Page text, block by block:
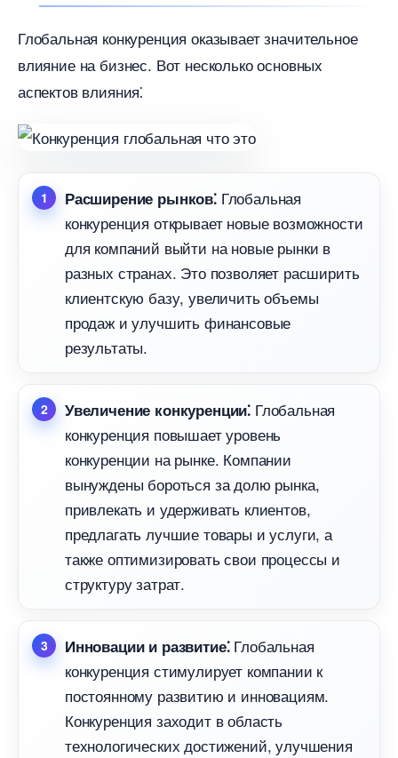
Глобальная конкуренция оказывает значительное
лияние на бизнес.​ Вот несколько основных
аспектов влияния⁚
Расширение рынков⁚Глобальная
конкуренция открывает новые возможности
для компаний выйти на новые рынки
разных странах.​ Это позволяет расширить
клиентскую базу, увеличить объемы
продаж и улучшить финансовые
результаты.
Увеличение конкуренции⁚ Глобальная
конкуренция повышает уровень
конкуренции на рынке. Компании
ынуждены бороться за долю рынка,
привлекать и удерживать клиентов,
предлагать лучшие товары и услуги, а
также оптимизировать свои процессы и
структуру затрат.​
Инновации и развитие⁚Глобальная
конкуренция стимулирует компании к
постоянному развитию и инновациям.​
Конкуренция заходит в область
технологических достижений, улучшения